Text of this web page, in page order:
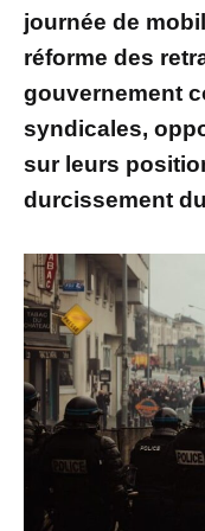
journée de
réforme des
gouvernement
syndicales,
sur leurs
durcissement